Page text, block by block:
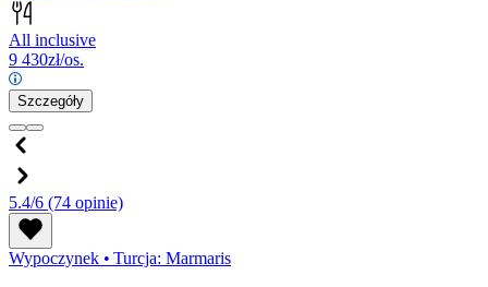
All inclusive
9 430zł/os.
Szczegóły
5.4/6 (74 opinie)
Wypoczynek • Turcja: Marmaris